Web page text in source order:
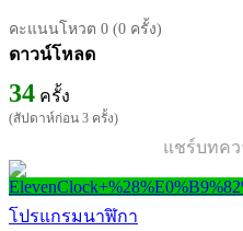
คะแนนโหวต 0 (0 ครั้ง)
ดาวน์โหลด
34 ครั้ง
(สัปดาห์ก่อน 3 ครั้ง)
แชร์บทค
โปรแกรมนาฬิกา